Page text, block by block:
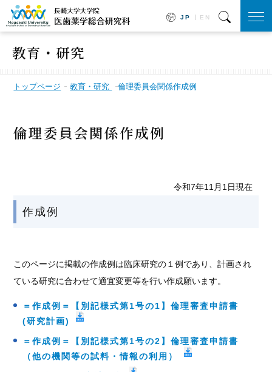
JP EN
教育・研究
トップページ 教育・研究 倫理委員会関係作成例
倫理委員会関係作成例
令和7年11月1日現在
作成例
このページに掲載の作成例は臨床研究の１例であり、計画され
ている研究に合わせて適宜変更等を行い作成願います。
＝作成例＝【別記様式第1号の1】倫理審査申請書
(研究計画)
＝作成例＝【別記様式第1号の2】倫理審査申請書
（他の機関等の試料・情報の利用）